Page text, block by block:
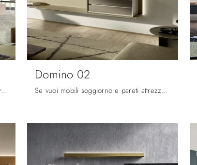
Vuoi arredare un living pratico e operativo? Ti offriamo la parete attrezzata Domino 03 Sangiacomo dalle linee decise moderne.
Domino 02
Se vuoi mobili soggiorno e pareti attrezzate moderne, opta per il modello Domino 02 di Sangiacomo: clicca e ottieni informazioni!